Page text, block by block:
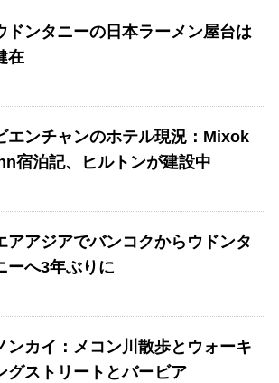
ドンタニーの日本ラーメン屋台は
在
エンチャンのホテル現況：Mixok
宿泊記、ヒルトンが建設中
アアジアでバンコクからウドンタ
ーへ3年ぶりに
ンカイ：メコン川散歩とウォーキ
グストリートとバービア